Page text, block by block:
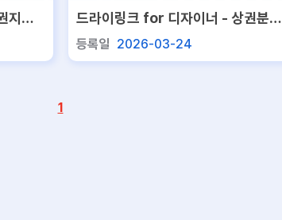
도 -
드라이링크 for 디자이너 - 상권분석
서비스
등록일 2026-03-24
1